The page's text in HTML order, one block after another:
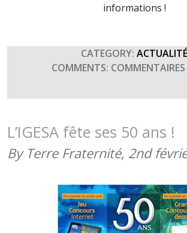
informations !
CATEGORY:
COMMENTS: COMMENTAIRES
L’IGESA fête ses 50 ans !
By Terre Fraternité, 2nd